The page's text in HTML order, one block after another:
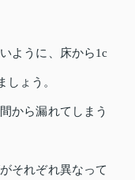
ように、床から1c
ょう。
から漏れてしまう
それぞれ異なって